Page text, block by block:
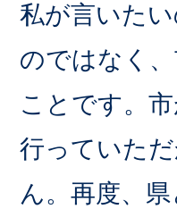
私が言いた
のではなく
ことです。
行っていた
ん。再度、